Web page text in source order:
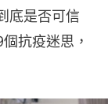
底是否可信
抗疫迷思，